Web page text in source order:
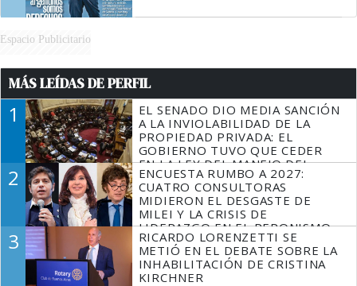
Espacio Publicitario
MÁS LEÍDAS DE PERFIL
1
EL SENADO DIO MEDIA SANCIÓN
A LA INVIOLABILIDAD DE LA
PROPIEDAD PRIVADA: EL
GOBIERNO TUVO QUE CEDER
EN LA LEY DEL MANEJO DEL
FUEGO
2
ENCUESTA RUMBO A 2027:
CUATRO CONSULTORAS
MIDIERON EL DESGASTE DE
MILEI Y LA CRISIS DE
LIDERAZGO EN EL PERONISMO
3
RICARDO LORENZETTI SE
METIÓ EN EL DEBATE SOBRE LA
INHABILITACIÓN DE CRISTINA
KIRCHNER